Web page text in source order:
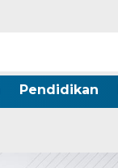
Pendidikan